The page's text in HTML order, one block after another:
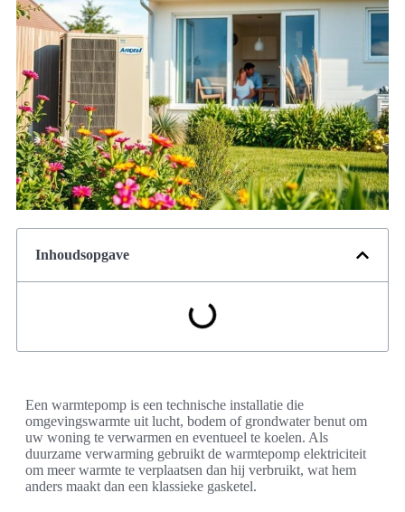
Inhoudsopgave
Een warmtepomp is een technische installatie die
omgevingswarmte uit lucht, bodem of grondwater benut om
uw woning te verwarmen en eventueel te koelen. Als
duurzame verwarming gebruikt de warmtepomp elektriciteit
om meer warmte te verplaatsen dan hij verbruikt, wat hem
anders maakt dan een klassieke gasketel.